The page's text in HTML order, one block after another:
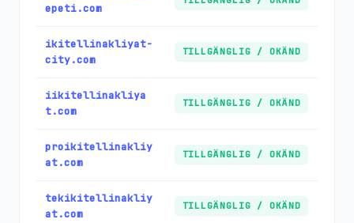
epeti.com
ikitellinakliyat-
city.com
TILLGÄNGLIG / OKÄND
iikitellinakliya
t.com
TILLGÄNGLIG / OKÄND
proikitellinakliy
at.com
TILLGÄNGLIG / OKÄND
tekikitellinakliy
at.com
TILLGÄNGLIG / OKÄND